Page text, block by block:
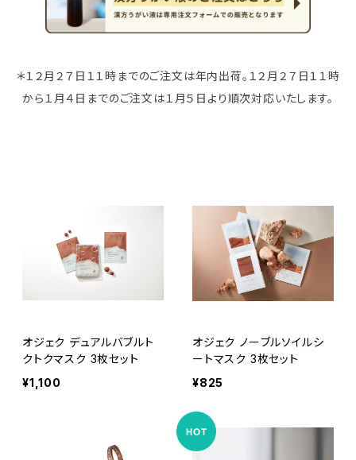
＊１２月２７日１１時までのご注文は年内出荷。１２月２７日１１時
から１月４日までのご注文は１月５日より順次対応いたします。
オジェク デュアルバブルト
クトクマスク 3枚セット
¥1,100
オジェク ノーブルソイルシ
ートマスク 3枚セット
¥825